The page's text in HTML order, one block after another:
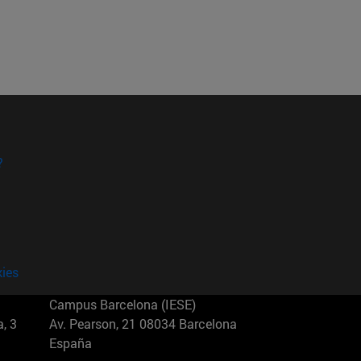
3
Campus Barcelona (IESE)
Av. Pearson, 21 08034 Barcelona
España